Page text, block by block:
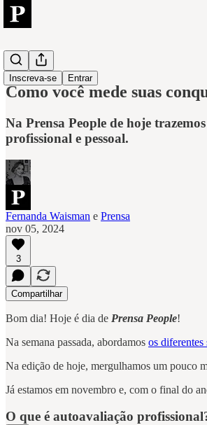
Inscreva-se Entrar
People
Como você mede suas
Na Prensa People de hoje
profissional e pessoal.
Fernanda Waisman e Prensa
nov 05, 2024
3
Compartilhar
Bom dia! Hoje é dia de Prensa People!
Na semana passada, abordamos os diferentes
Na edição de hoje, mergulhamos um pouco
Já estamos em novembro e, com o final do
O que é autoavaliação